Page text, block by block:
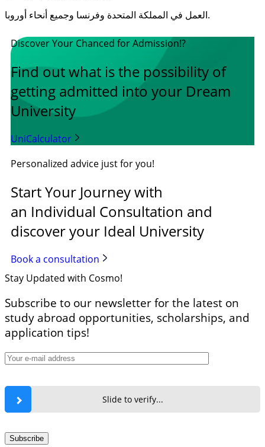
العمل في المملكة المتحدة وفرنسا وجميع أنحاء أوروبا.
Discover Your Chanced for Admission!?
Find out what is the possibility of
getting admitted into your Dream
University
UniCalculator
Personalized advice just for you!
Start Your Journey with
an Individual Consultation and
discover your Ideal University
Book a consultation
Stay Updated with Cosmo!
Subscribe to our newsletter for the latest on
study abroad opportunities, scholarships, and
application tips!
Slide to verify...
Subscribe